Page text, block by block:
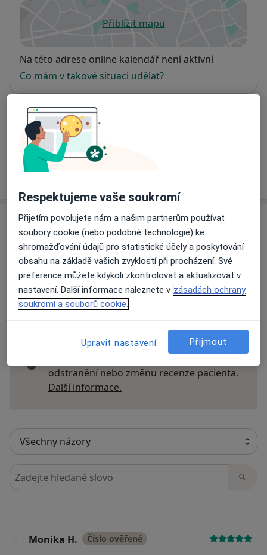
Přiblížit mapuse otevře v nové záložce
Dostupnost
Na této adrese online kalendář není aktivní
Co mám v takové situaci udělat?
Způsoby platby (soukromé návštěvy)
Na teto adrese lékař přijímá pacienty na pojišťovnu
Detaily
Názory
Přidejte svůj názor
16 názorů
Recenze pacientů jsou pro nás důležité.
odstranění nebo změnu recenze pacienta.
Další informace.
Hledejte v názorech
Monika H. Číslo ověřené
Respektujeme vaše soukromí
Přijetím povolujete nám a našim partnerům používat
soubory cookie (nebo podobné technologie) ke
shromažďování údajů pro statistické účely a poskytování
obsahu na základě vašich zvyklostí při procházení. Své
preference můžete kdykoli zkontrolovat a aktualizovat v
nastavení. Další informace naleznete v zásadách ochrany
soukromí a souborů cookie.
Upravit nastavení Přijmout